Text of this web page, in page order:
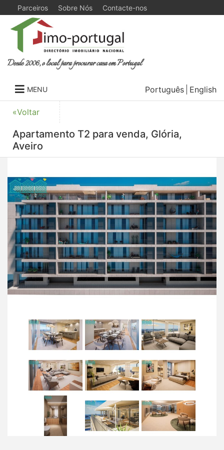
Parceiros Sobre Nós Contacte-nos
Desde 2006, o local para procurar casa em Portugal
MENU Português English
«Voltar
Apartamento T2 para venda, Glória,
Aveiro